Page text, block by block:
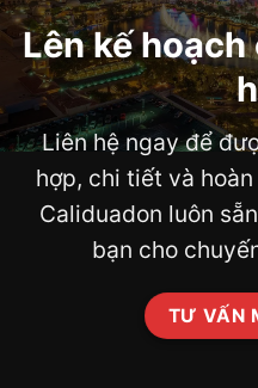
Lên kế
Liên hệ ngay để
hợp, chi tiết và
Caliduadon luôn
bạn cho
TƯ VẤN